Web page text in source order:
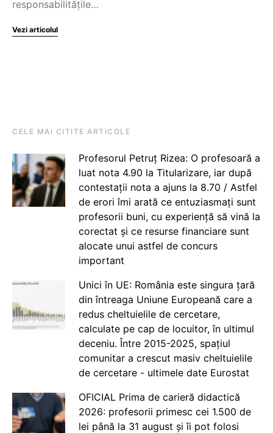
responsabilitățile…
Vezi articolul
CELE MAI CITITE ARTICOLE
Profesorul Petruț Rizea: O profesoară a
luat nota 4.90 la Titularizare, iar după
contestații nota a ajuns la 8.70 / Astfel
de erori îmi arată ce entuziasmați sunt
profesorii buni, cu experiență să vină la
corectat și ce resurse financiare sunt
alocate unui astfel de concurs
important
Unici în UE: România este singura țară
din întreaga Uniune Europeană care a
redus cheltuielile de cercetare,
calculate pe cap de locuitor, în ultimul
deceniu. Între 2015-2025, spațiul
comunitar a crescut masiv cheltuielile
de cercetare - ultimele date Eurostat
OFICIAL Prima de carieră didactică
2026: profesorii primesc cei 1.500 de
lei până la 31 august și îi pot folosi